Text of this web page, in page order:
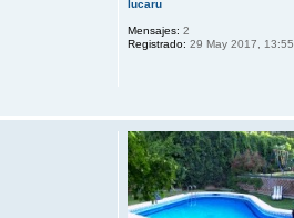
lucaru
Mensajes: 2
Registrado: 29 May 2017, 13:55